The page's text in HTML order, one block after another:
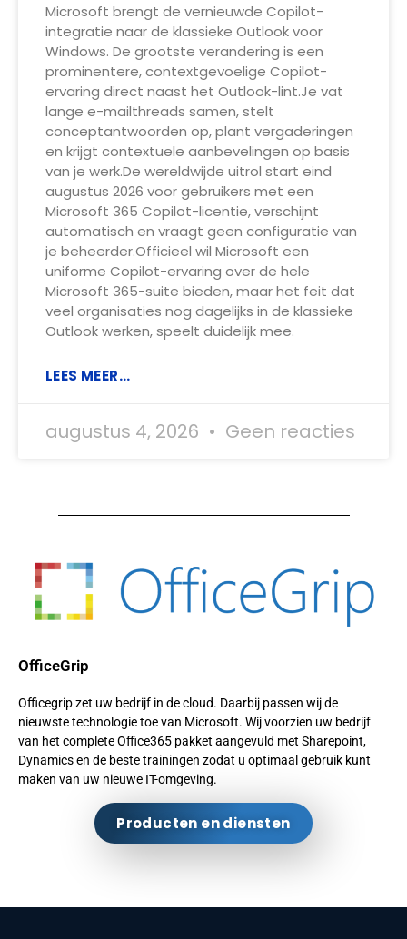
Microsoft brengt de vernieuwde Copilot-
integratie naar de klassieke Outlook voor
Windows. De grootste verandering is een
prominentere, contextgevoelige Copilot-
ervaring direct naast het Outlook-lint.Je vat
lange e-mailthreads samen, stelt
conceptantwoorden op, plant vergaderingen
en krijgt contextuele aanbevelingen op basis
van je werk.De wereldwijde uitrol start eind
augustus 2026 voor gebruikers met een
Microsoft 365 Copilot-licentie, verschijnt
automatisch en vraagt geen configuratie van
je beheerder.Officieel wil Microsoft een
uniforme Copilot-ervaring over de hele
Microsoft 365-suite bieden, maar het feit dat
veel organisaties nog dagelijks in de klassieke
Outlook werken, speelt duidelijk mee.
LEES MEER...
augustus 4, 2026 Geen reacties
OfficeGrip
Officegrip zet uw bedrijf in de cloud. Daarbij passen wij de
nieuwste technologie toe van Microsoft. Wij voorzien uw bedrijf
van het complete Office365 pakket aangevuld met Sharepoint,
Dynamics en de beste trainingen zodat u optimaal gebruik kunt
maken van uw nieuwe IT-omgeving.
Producten en diensten